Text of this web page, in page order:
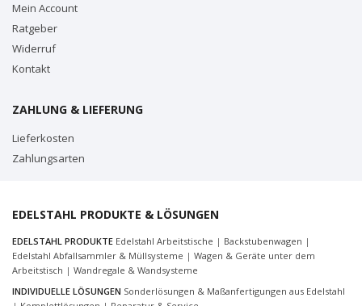
Mein Account
Ratgeber
Widerruf
Kontakt
ZAHLUNG & LIEFERUNG
Lieferkosten
Zahlungsarten
EDELSTAHL PRODUKTE & LÖSUNGEN
EDELSTAHL PRODUKTE Edelstahl Arbeitstische | Backstubenwagen |
Edelstahl Abfallsammler & Müllsysteme | Wagen & Geräte unter dem
Arbeitstisch | Wandregale & Wandsysteme
INDIVIDUELLE LÖSUNGEN Sonderlösungen & Maßanfertigungen aus Edelstahl